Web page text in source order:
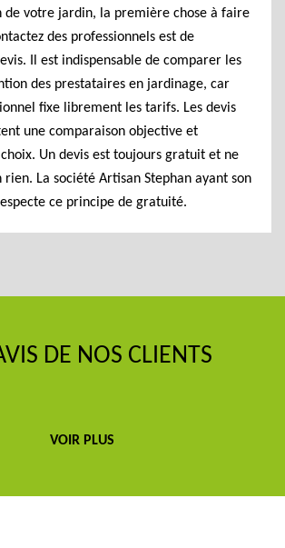
de votre jardin, la première chose à faire
des professionnels est de
Il est indispensable de comparer les
des prestataires en jardinage, car
fixe librement les tarifs. Les devis
une comparaison objective et
Un devis est toujours gratuit et ne
rien. La société Artisan Stephan ayant son
ce principe de gratuité.
DE NOS CLIENTS
VOIR PLUS